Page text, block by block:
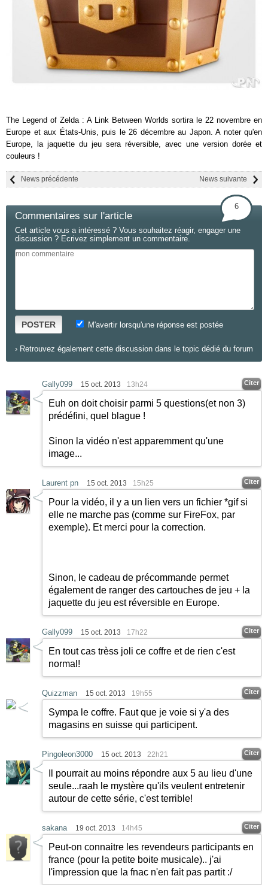
The Legend of Zelda : A Link Between Worlds sortira le 22 novembre en
Europe et aux États-Unis, puis le 26 décembre au Japon. A noter qu'en
Europe, la jaquette du jeu sera réversible, avec une version dorée et
couleurs !
News suivante
News précédente
Commentaires sur l'article
6
Cet article vous a intéressé ? Vous souhaitez réagir, engager une
discussion ? Ecrivez simplement un commentaire.
POSTER M'avertir lorsqu'une réponse est postée
› Retrouvez également cette discussion dans le topic dédié du forum
Gally099 15 oct. 2013 13h24 Citer
Euh on doit choisir parmi 5 questions(et non 3)
prédéfini, quel blague !
Sinon la vidéo n'est apparemment qu'une
image...
Laurent pn 15 oct. 2013 15h25 Citer
Pour la vidéo, il y a un lien vers un fichier *gif si
elle ne marche pas (comme sur FireFox, par
exemple). Et merci pour la correction.
Sinon, le cadeau de précommande permet
également de ranger des cartouches de jeu + la
jaquette du jeu est réversible en Europe.
Gally099 15 oct. 2013 17h22 Citer
En tout cas trèss joli ce coffre et de rien c'est
normal!
Quizzman 15 oct. 2013 19h55 Citer
Sympa le coffre. Faut que je voie si y'a des
magasins en suisse qui participent.
Pingoleon3000 15 oct. 2013 22h21 Citer
Il pourrait au moins répondre aux 5 au lieu d'une
seule...raah le mystère qu'ils veulent entretenir
autour de cette série, c'est terrible!
sakana 19 oct. 2013 14h45 Citer
Peut-on connaitre les revendeurs participants en
france (pour la petite boite musicale).. j'ai
l'impression que la fnac n'en fait pas partit :/